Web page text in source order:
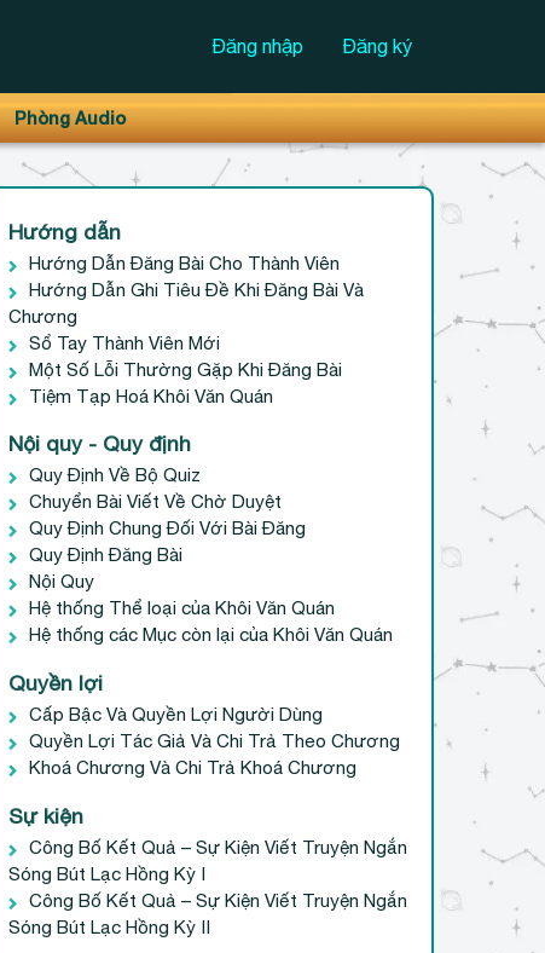
Đăng nhập Đăng ký
Phòng Audio
Hướng dẫn
Hướng Dẫn Đăng Bài Cho Thành Viên
Hướng Dẫn Ghi Tiêu Đề Khi Đăng Bài Và
Chương
Sổ Tay Thành Viên Mới
Một Số Lỗi Thường Gặp Khi Đăng Bài
Tiệm Tạp Hoá Khôi Văn Quán
Nội quy - Quy định
Quy Định Về Bộ Quiz
Chuyển Bài Viết Về Chờ Duyệt
Quy Định Chung Đối Với Bài Đăng
Quy Định Đăng Bài
Nội Quy
Hệ thống Thể loại của Khôi Văn Quán
Hệ thống các Mục còn lại của Khôi Văn Quán
Quyền lợi
Cấp Bậc Và Quyền Lợi Người Dùng
Quyền Lợi Tác Giả Và Chi Trả Theo Chương
Khoá Chương Và Chi Trả Khoá Chương
Sự kiện
Công Bố Kết Quả – Sự Kiện Viết Truyện Ngắn
Sóng Bút Lạc Hồng Kỳ I
Công Bố Kết Quả – Sự Kiện Viết Truyện Ngắn
Sóng Bút Lạc Hồng Kỳ II